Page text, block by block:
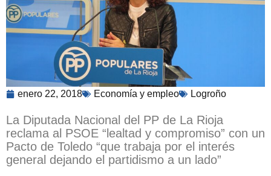
enero 22, 2018 Economía y empleo Logroño
La Diputada Nacional del PP de La Rioja
reclama al PSOE “lealtad y compromiso” con un
Pacto de Toledo “que trabaja por el interés
general dejando el partidismo a un lado”